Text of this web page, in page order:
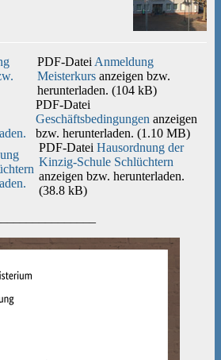
PDF-Datei Anmeldung
Meisterkurs anzeigen bzw.
herunterladen. (104 kB)
PDF-Datei
Geschäftsbedingungen anzeigen
bzw. herunterladen. (1.10 MB)
PDF-Datei Hausordnung der
Kinzig-Schule Schlüchtern
anzeigen bzw. herunterladen.
(38.8 kB)